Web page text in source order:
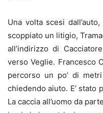
Una volta scesi
scoppiato un litigio,
all’indirizzo di
verso Veglie. Francesco
percorso un po’ di
chiedendo aiuto. E’ stato
La caccia all’uomo da